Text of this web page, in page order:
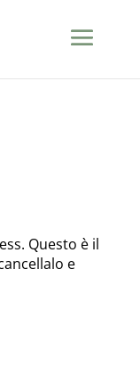
Questo è il
e